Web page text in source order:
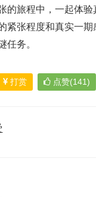
的旅程中，一起体验
紧张程度和真实一
任务。
打赏 点赞(141)